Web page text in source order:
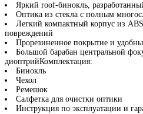
Яркий roof-бинокль,
Оптика из стекла с полным
Легкий компактный корпус из
повреждений
Прорезиненное покрытие и
Большой барабан центральной
диоптрийКомплектация:
Бинокль
Чехол
Ремешок
Салфетка для очистки оптики
Инструкция по эксплуатации и